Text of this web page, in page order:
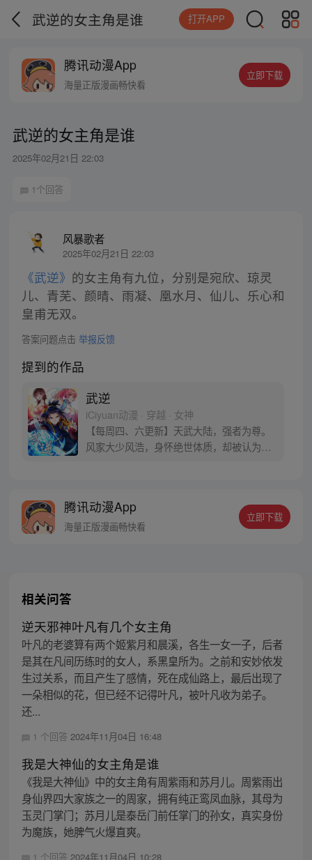
武逆的女主角是谁 打开APP
腾讯动漫App
海量正版漫画畅快看
立即下载
武逆的女主角是谁
2025年02月21日 22:03
1个回答
风暴歌者
2025年02月21日 22:03
《武逆》 的女主角有九位，分别是宛欣、琼灵
儿、青芜、颜晴、雨凝、凰水月、仙儿、乐心和
皇甫无双。
答案问题点击 举报反馈
提到的作品
武逆
iCiyuan动漫 · 穿越 · 女神
【每周四、六更新】天武大陆，强者为尊。
风家大少风浩，身怀绝世体质，却被认为是
斩八方！
腾讯动漫App
海量正版漫画畅快看
立即下载
相关问答
逆天邪神叶凡有几个女主角
叶凡的老婆算有两个姬紫月和晨溪，各生一女一子，后者
是其在凡间历练时的女人，系黑皇所为。之前和安妙依发
生过关系，而且产生了感情，死在成仙路上，最后出现了
一朵相似的花，但已经不记得叶凡，被叶凡收为弟子。
还...
1 个回答 2024年11月04日 16:48
我是大神仙的女主角是谁
《我是大神仙》中的女主角有周紫雨和苏月儿。周紫雨出
身仙界四大家族之一的周家，拥有纯正鸾凤血脉，其母为
玉灵门掌门；苏月儿是泰岳门前任掌门的孙女，真实身份
为魔族，她脾气火爆直爽。
1 个回答 2024年11月04日 10:28